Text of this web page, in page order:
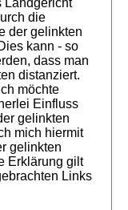
Landgericht
die
der gelinkten
kann - so
dass man
distanziert.
möchte
Einfluss
gelinkten
mich hiermit
gelinkten
Erklärung gilt
Links